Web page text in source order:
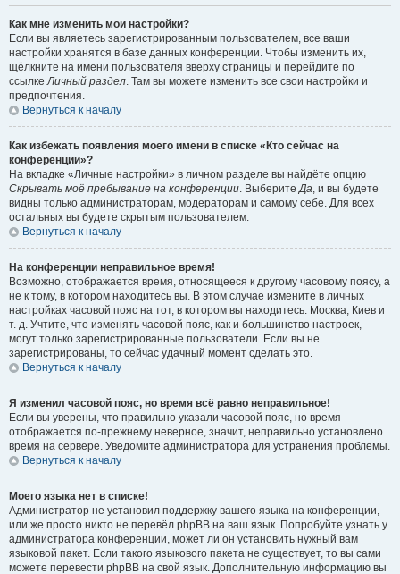
Как мне изменить мои настройки?
Если вы являетесь зарегистрированным пользователем, все ваши
настройки хранятся в базе данных конференции. Чтобы изменить их,
щёлкните на имени пользователя вверху страницы и перейдите по
ссылкеЛичный раздел. Там вы можете изменить все свои настройки и
предпочтения.
Вернуться к началу
Как избежать появления моего имени в списке «Кто сейчас на
конференции»?
На вкладке «Личные настройки» в личном разделе вы найдёте опцию
Скрывать моё пребывание на конференции. ВыберитеДа, и вы будете
видны только администраторам, модераторам и самому себе. Для всех
остальных вы будете скрытым пользователем.
Вернуться к началу
На конференции неправильное время!
Возможно, отображается время, относящееся к другому часовому поясу, а
не к тому, в котором находитесь вы. В этом случае измените в личных
настройках часовой пояс на тот, в котором вы находитесь: Москва, Киев и
т. д. Учтите, что изменять часовой пояс, как и большинство настроек,
могут только зарегистрированные пользователи. Если вы не
зарегистрированы, то сейчас удачный момент сделать это.
Вернуться к началу
Я изменил часовой пояс, но время всё равно неправильное!
Если вы уверены, что правильно указали часовой пояс, но время
отображается по-прежнему неверное, значит, неправильно установлено
время на сервере. Уведомите администратора для устранения проблемы.
Вернуться к началу
Моего языка нет в списке!
Администратор не установил поддержку вашего языка на конференции,
или же просто никто не перевёл phpBB на ваш язык. Попробуйте узнать у
администратора конференции, может ли он установить нужный вам
языковой пакет. Если такого языкового пакета не существует, то вы сами
можете перевести phpBB на свой язык. Дополнительную информацию вы